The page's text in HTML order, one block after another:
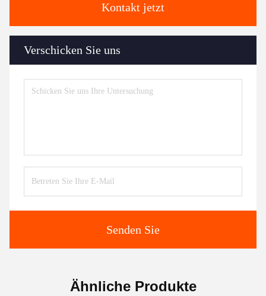
Kontakt jetzt
Verschicken Sie uns
Senden Sie
Ähnliche Produkte